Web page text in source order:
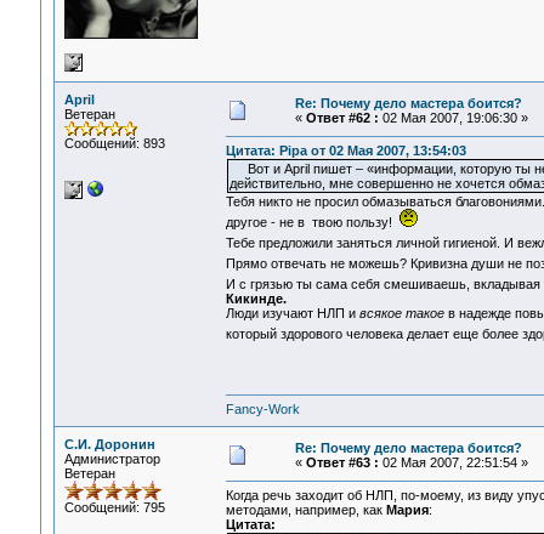
April
Ветеран
Сообщений: 893
Re: Почему дело мастера боится?
« Ответ #62 : 02 Мая 2007, 19:06:30 »
Цитата: Pipa от 02 Мая 2007, 13:54:03
Вот и April пишет – «информации, которую ты не
действительно, мне совершенно не хочется
Тебя никто не просил обмазываться
другое - не в твою пользу!
Тебе предложили заняться личной гигиеной. И
Прямо отвечать не можешь? Кривизна души не
И с грязью ты сама себя смешиваешь,
Кикинде.
Люди изучают НЛП и всякое такоев надежде
который здорового человека делает еще более
Fancy-Work
С.И. Доронин
Администратор
Ветеран
Сообщений: 795
Re: Почему дело мастера боится?
« Ответ #63 : 02 Мая 2007, 22:51:54 »
Когда речь заходит об НЛП, по-моему, из виду
методами, например, как Мария:
Цитата: